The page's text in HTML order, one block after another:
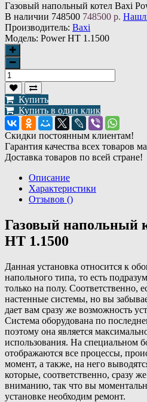
Газовый напольный котел Baxi
В наличии 748500 748500 р.
Производитель: Baxi
Модель: Power HT 1.1500
Купить
Купить в один клик
Скидки постоянным клиентам!
Гарантия качества всех товаров
Доставка товаров по всей стране!
Описание
Характеристики
Отзывов ()
Газовый напольный
HT 1.1500
Данная установка относится к
напольного типа, то есть
только на полу. Соответственно,
настенные системы, но вы
дает вам сразу же возможность
Система оборудована по
поэтому она является
использования. На специальном
отображаются все процессы,
момент, а также, на него
которые, соответственно, сразу
вниманию, так что вы
установке необходим ремонт.